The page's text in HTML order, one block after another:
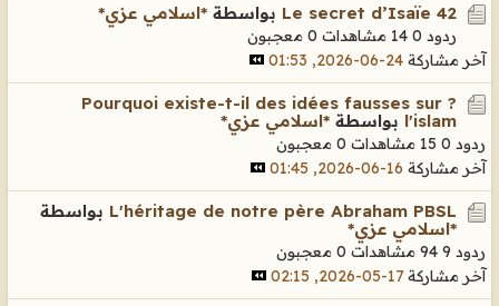
Le secret d’Isaïe 42 بواسطة *اسلامي عزي*
ردود 0 14 مشاهدات
0 معجبون
آخر مشاركة 24-06-2026, 01:53
? Pourquoi existe-t-il des idées fausses sur
l'islam بواسطة *اسلامي عزي*
ردود 0 15 مشاهدات
0 معجبون
آخر مشاركة 16-06-2026, 01:45
L'héritage de notre père Abraham PBSL بواسطة
*اسلامي عزي*
ردود 9 94 مشاهدات
0 معجبون
آخر مشاركة 17-05-2026, 02:15